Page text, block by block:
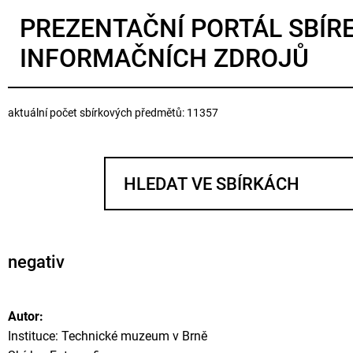
PREZENTAČNÍ PORTÁL
INFORMAČNÍCH ZDROJŮ
aktuální počet sbírkových předmětů: 11357
negativ
Autor:
Instituce: Technické muzeum v Brně